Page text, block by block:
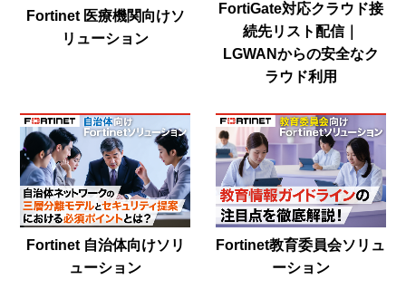
Fortinet 医療機関向けソ
リューション
FortiGate対応クラウド接
続先リスト配信｜
LGWANからの安全なク
ラウド利用
Fortinet 自治体向けソリ
ューション
Fortinet教育委員会ソリュ
ーション